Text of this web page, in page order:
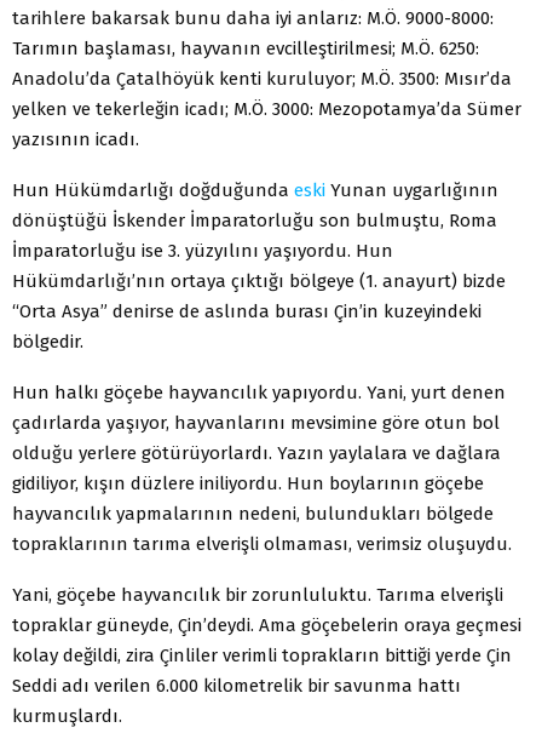
tarihlere bakarsak bunu daha iyi anlarız: M.Ö. 9000-8000:
Tarımın başlaması, hayvanın evcilleştirilmesi; M.Ö. 6250:
Anadolu’da Çatalhöyük kenti kuruluyor; M.Ö. 3500: Mısır’da
yelken ve tekerleğin icadı; M.Ö. 3000: Mezopotamya’da Sümer
yazısının icadı.
Hun Hükümdarlığı doğduğunda eski Yunan uygarlığının
dönüştüğü İskender İmparatorluğu son bulmuştu, Roma
İmparatorluğu ise 3. yüzyılını yaşıyordu. Hun
Hükümdarlığı’nın ortaya çıktığı bölgeye (1. anayurt) bizde
“Orta Asya” denirse de aslında burası Çin’in kuzeyindeki
bölgedir.
Hun halkı göçebe hayvancılık yapıyordu. Yani, yurt denen
çadırlarda yaşıyor, hayvanlarını mevsimine göre otun bol
olduğu yerlere götürüyorlardı. Yazın yaylalara ve dağlara
gidiliyor, kışın düzlere iniliyordu. Hun boylarının göçebe
hayvancılık yapmalarının nedeni, bulundukları bölgede
topraklarının tarıma elverişli olmaması, verimsiz oluşuydu.
Yani, göçebe hayvancılık bir zorunluluktu. Tarıma elverişli
topraklar güneyde, Çin’deydi. Ama göçebelerin oraya geçmesi
kolay değildi, zira Çinliler verimli toprakların bittiği yerde Çin
Seddi adı verilen 6.000 kilometrelik bir savunma hattı
kurmuşlardı.